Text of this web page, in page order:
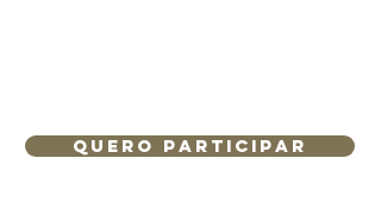
QUERO PARTICIPAR